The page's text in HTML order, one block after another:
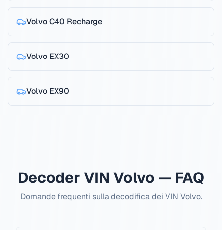
VolvoC40 Recharge
Volvo EX30
Volvo EX90
Decoder VIN Volvo — FAQ
Domande frequenti sulla decodifica dei VIN Volvo.